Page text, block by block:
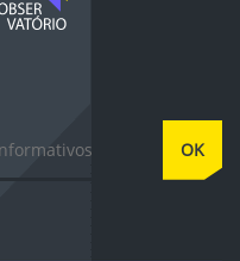
OK